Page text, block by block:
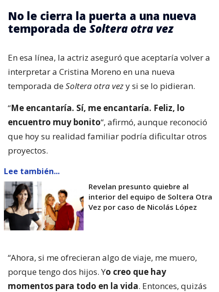
No le cierra la puerta a una nueva
temporada de Soltera otra vez
En esa línea, la actriz aseguró que aceptaría volver a
interpretar a Cristina Moreno en una nueva
temporada deSoltera otra vezy si se lo pidieran.
“Me encantaría. Sí, me encantaría. Feliz, lo
encuentro muy bonito“, afirmó, aunque reconoció
que hoy su realidad familiar podría dificultar otros
proyectos.
Lee también...
Revelan presunto quiebre al
interior del equipo de Soltera Otra
Vez por caso de Nicolás López
“Ahora, si me ofrecieran algo de viaje, me muero,
porque tengo dos hijos. Yo creo que hay
momentos para todo en la vida. Entonces, quizás